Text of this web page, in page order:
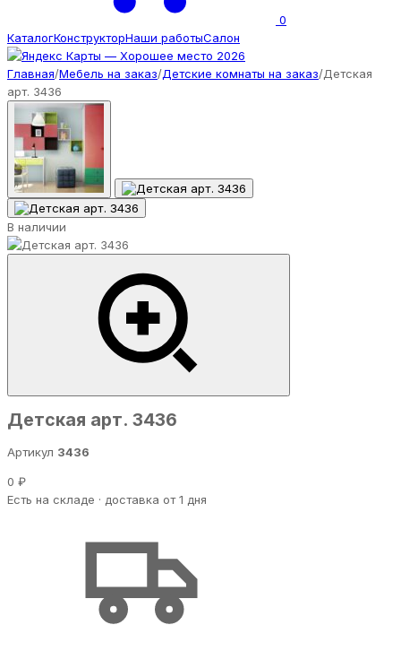
0
КаталогКонструкторНаши работыСалон
Главная/Мебель на заказ/Детские комнаты на заказ/Детская
арт. 3436
В наличии
Детская арт. 3436
Артикул 3436
0 ₽
Есть на складе · доставка от 1 дня